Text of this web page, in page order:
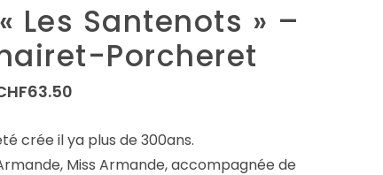
Les Santenots » –
Porcheret
63.50
crée il ya plus de 300ans.
Miss Armande, accompagnée de